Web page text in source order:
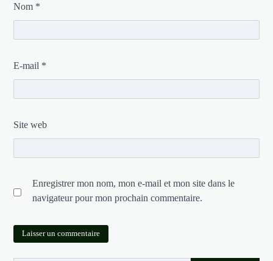
Nom *
E-mail *
Site web
Enregistrer mon nom, mon e-mail et mon site dans le
navigateur pour mon prochain commentaire.